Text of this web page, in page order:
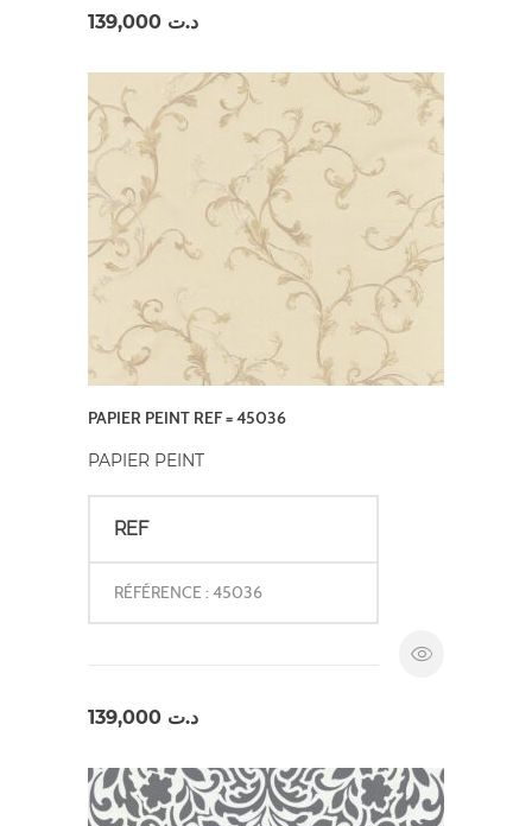
د.ت
PAPIER PEINT REF = 45036
PAPIER PEINT
REF
RÉFÉRENCE : 45036
د.ت